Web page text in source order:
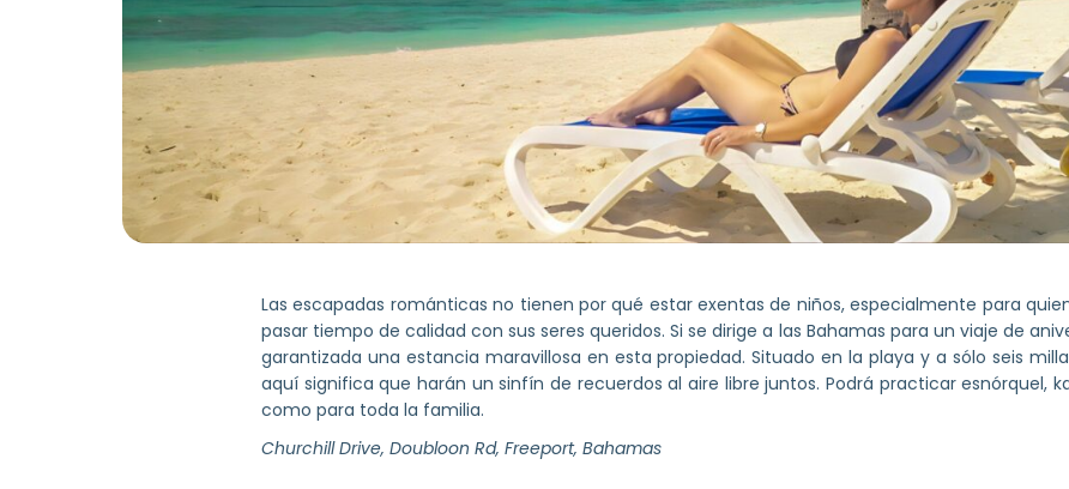
Las escapadas románticas no tienen por qué estar exentas de niños, especialmente para
pasar tiempo de calidad con sus seres queridos. Si se dirige a las Bahamas para un viaje de
garantizada una estancia maravillosa en esta propiedad. Situado en la playa y a sólo seis
aquí significa que harán un sinfín de recuerdos al aire libre juntos. Podrá practicar esnórquel,
como para toda la familia.
Churchill Drive, Doubloon Rd, Freeport, Bahamas